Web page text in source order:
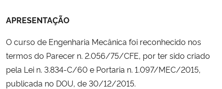
Ministério da Agricultura, Pecuária e Abastecimento
Ministério da Educação
Ministério da Cidadania
APRESENTAÇÃO
O curso de Engenharia Mecânica foi reconhecido nos
termos do Parecer n. 2.056/75/CFE, por ter sido criado
pela Lei n. 3.834-C/60 e Portaria n. 1.097/MEC/2015,
publicada no DOU, de 30/12/2015.